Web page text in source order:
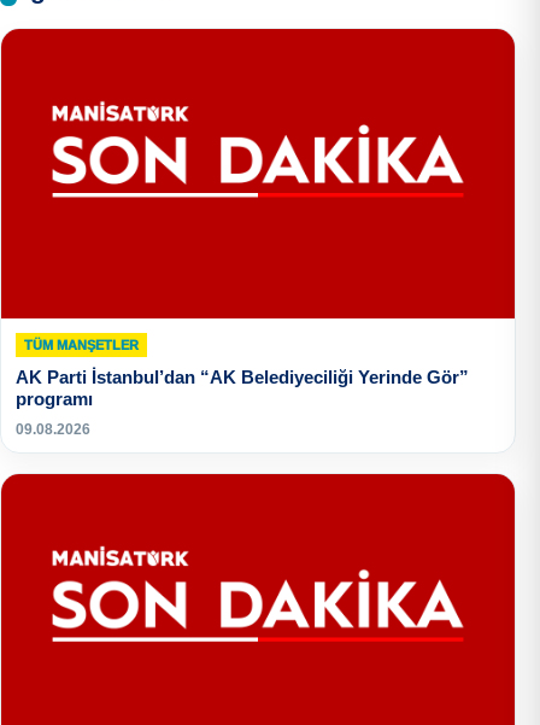
TÜM MANŞETLER
AK Parti İstanbul’dan “AK Belediyeciliği Yerinde Gör”
programı
09.08.2026